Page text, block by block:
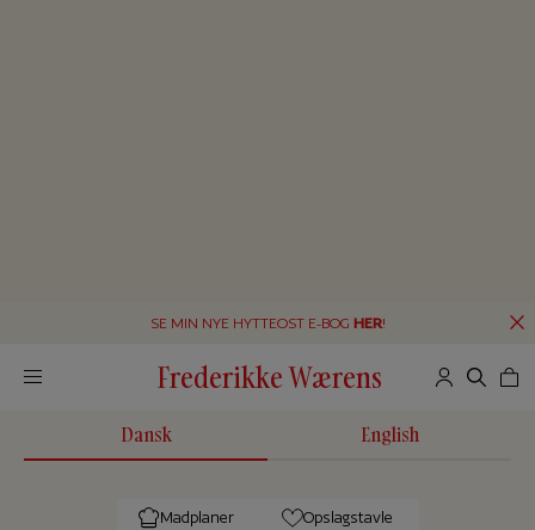
SE MIN NYE HYTTEOST E-BOG HER!
Frederikke Wærens
Dansk English
Madplaner Opslagstavle